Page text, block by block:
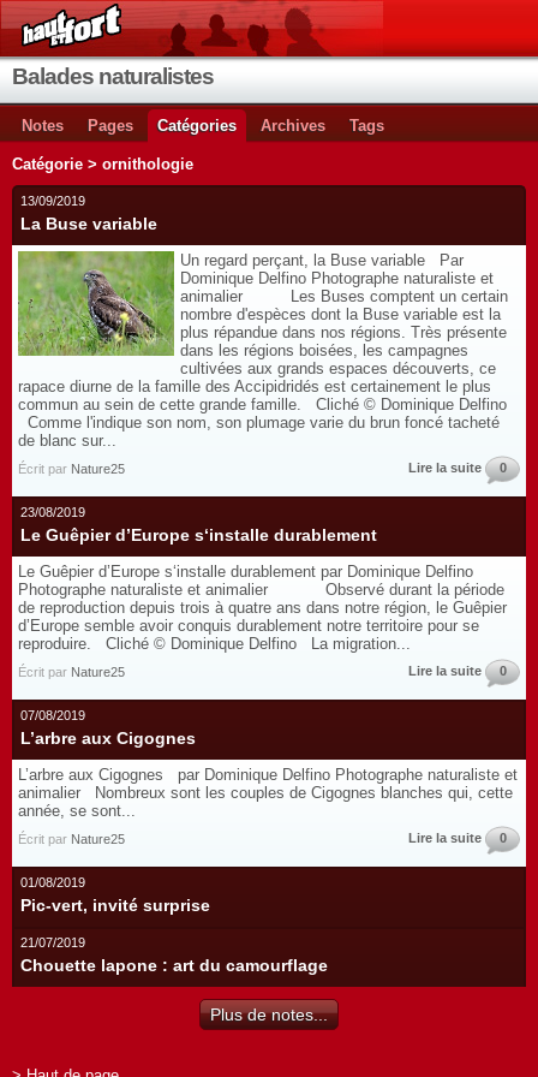
Balades naturalistes
Notes Pages Catégories Archives Tags
Catégorie > ornithologie
13/09/2019
La Buse variable
Un regard perçant, la Buse variable Par
Dominique Delfino Photographe naturaliste et
animalier Les Buses comptent un certain
nombre d'espèces dont la Buse variable est la
plus répandue dans nos régions. Très présente
dans les régions boisées, les campagnes
cultivées aux grands espaces découverts, ce
rapace diurne de la famille des Accipidridés est certainement le plus
commun au sein de cette grande famille. Cliché © Dominique Delfino
Comme l'indique son nom, son plumage varie du brun foncé tacheté
de blanc sur...
Écrit par Nature25 Lire la suite 0
23/08/2019
Le Guêpier d’Europe s‘installe durablement
Le Guêpier d’Europe s‘installe durablement par Dominique Delfino
Photographe naturaliste et animalier Observé durant la période
de reproduction depuis trois à quatre ans dans notre région, le Guêpier
d’Europe semble avoir conquis durablement notre territoire pour se
reproduire. Cliché © Dominique Delfino La migration...
Écrit par Nature25 Lire la suite 0
07/08/2019
L’arbre aux Cigognes
L’arbre aux Cigognes par Dominique Delfino Photographe naturaliste et
animalier Nombreux sont les couples de Cigognes blanches qui, cette
année, se sont...
Écrit par Nature25 Lire la suite 0
01/08/2019
Pic-vert, invité surprise
21/07/2019
Chouette lapone : art du camourflage
Plus de notes...